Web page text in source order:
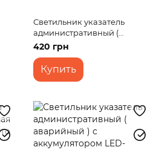
Светильник указатель
административный (
аварийный ) с
аккумулятором LED-808/3W
"Exit"
420 грн
Купить